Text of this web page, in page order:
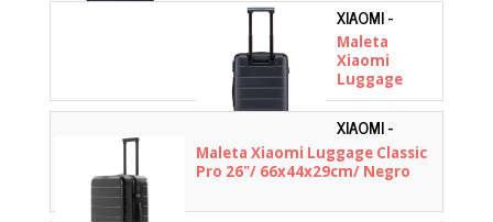
XIAOMI -
BHR8607GL
Maleta
Xiaomi
Luggage
Classic Pro
24"/
61.5x41.5x27.5cm/
Negro
XIAOMI -
BHR8610GL
Maleta Xiaomi Luggage Classic
Pro 26"/ 66x44x29cm/ Negro